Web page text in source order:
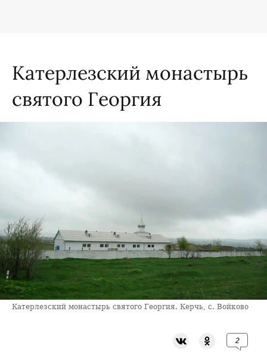
Катерлезский монастырь
святого Георгия
Катерлезский монастырь святого Георгия. Керчь, с. Войково
2